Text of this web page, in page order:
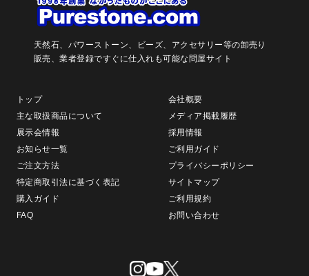
天然石、パワーストーン、ビーズ、アクセサリー等の卸売り
販売、業者登録ですぐに仕入れも可能な問屋サイト
トップ
会社概要
主な取扱商品について
メディア掲載履歴
展示会情報
採用情報
お知らせ一覧
ご利用ガイド
ご注文方法
プライバシーポリシー
特定商取引法に基づく表記
サイトマップ
購入ガイド
ご利用規約
FAQ
お問い合わせ